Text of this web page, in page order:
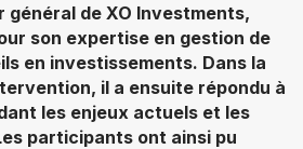
de XO Investments,
son expertise en gestion de
en investissements. Dans la
il a ensuite répondu à
les enjeux actuels et les
participants ont ainsi pu